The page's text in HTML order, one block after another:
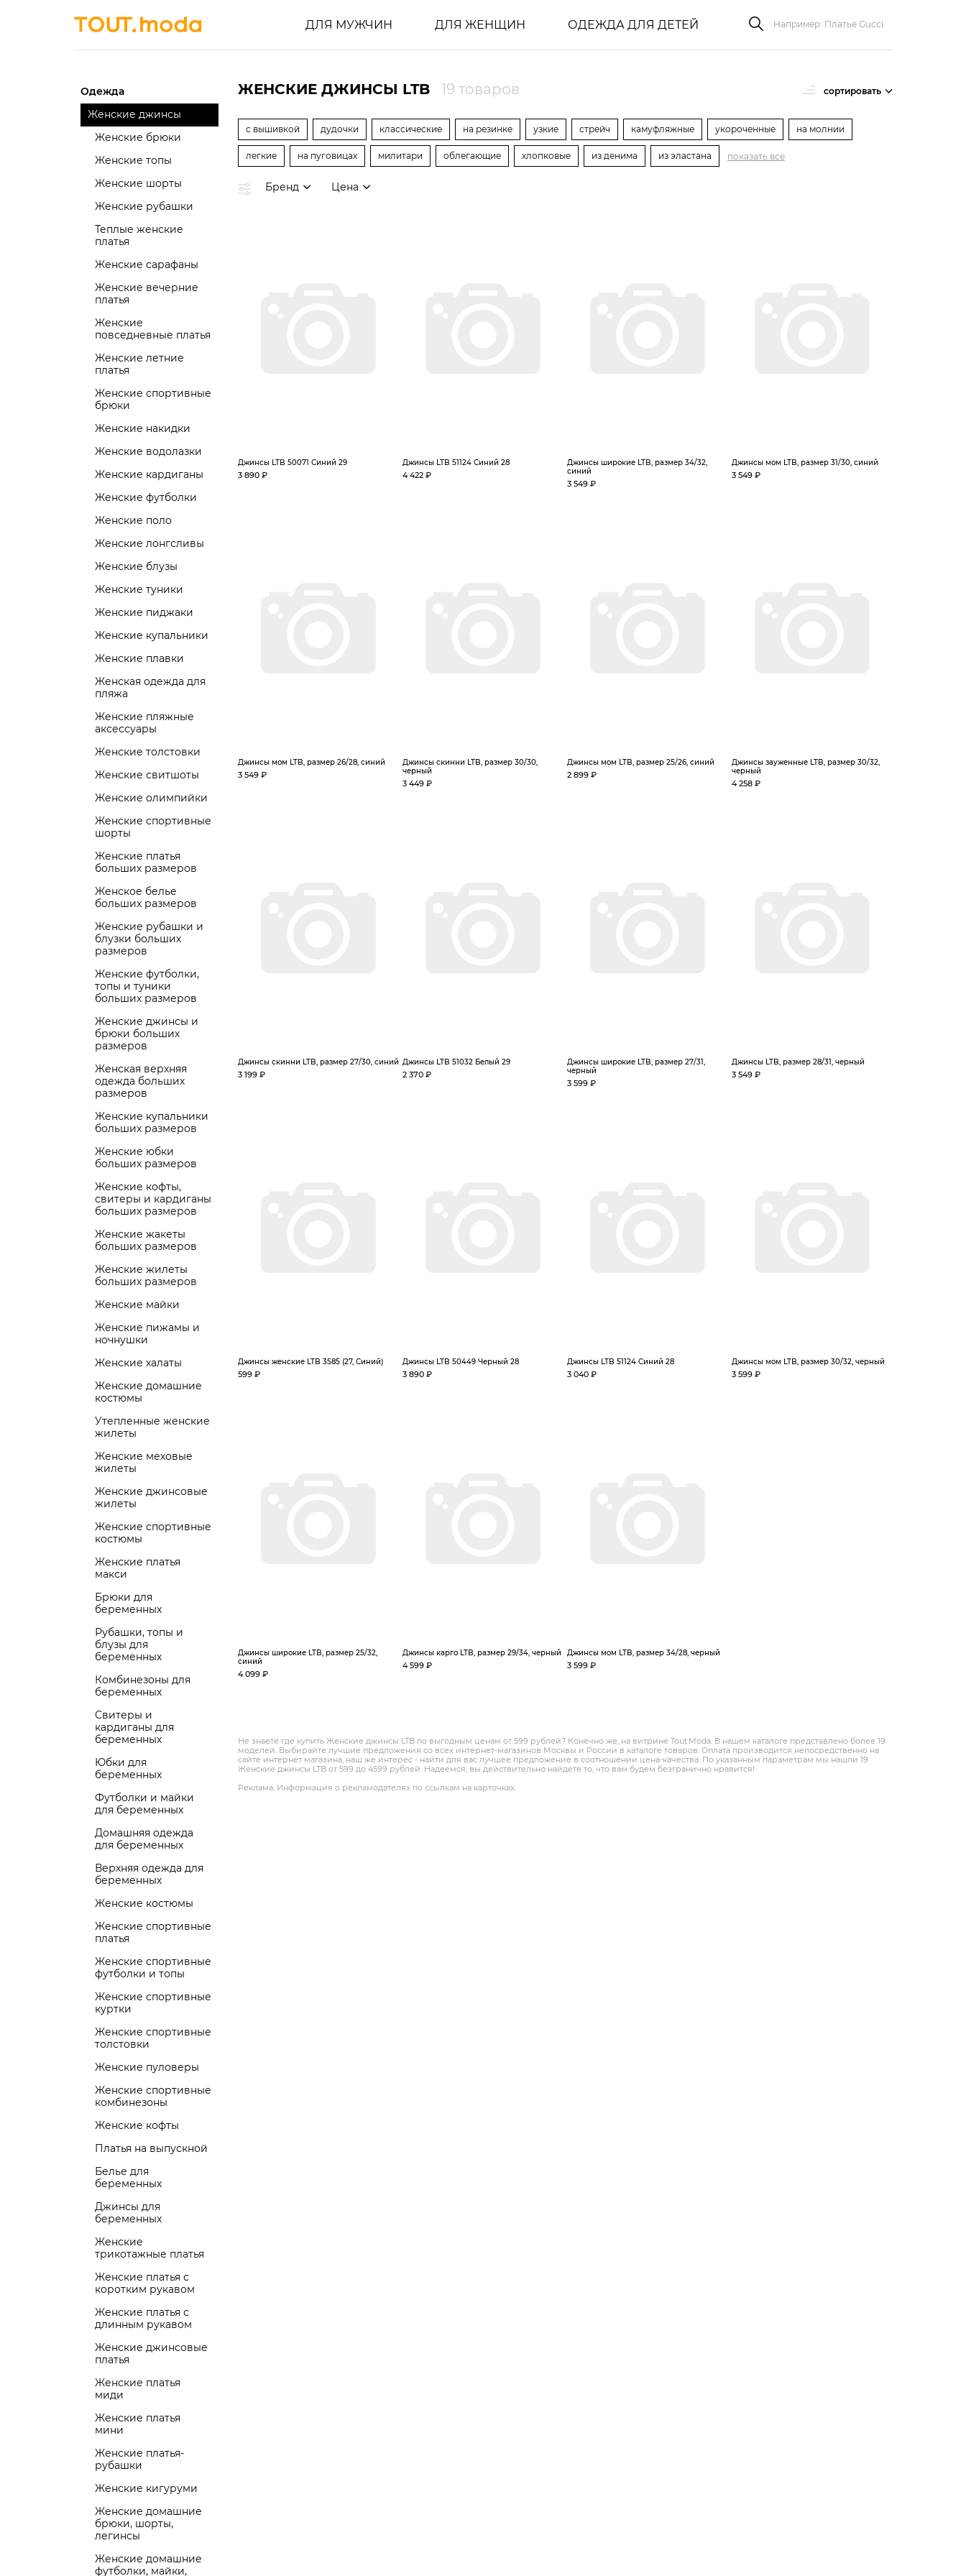
ДЛЯ МУЖЧИН ДЛЯ ЖЕНЩИН ОДЕЖДА ДЛЯ ДЕТЕЙ
Одежда
Женские джинсы
Женские брюки
Женские топы
Женские шорты
Женские рубашки
Теплые женские
платья
Женские сарафаны
Женские вечерние
платья
Женские
повседневные платья
Женские летние
платья
Женские спортивные
брюки
Женские накидки
Женские водолазки
Женские кардиганы
Женские футболки
Женские поло
Женские лонгсливы
Женские блузы
Женские туники
Женские пиджаки
Женские купальники
Женские плавки
Женская одежда для
пляжа
Женские пляжные
аксессуары
Женские толстовки
Женские свитшоты
Женские олимпийки
Женские спортивные
шорты
Женские платья
больших размеров
Женское белье
больших размеров
Женские рубашки и
блузки больших
размеров
Женские футболки,
топы и туники
больших размеров
Женские джинсы и
брюки больших
размеров
Женская верхняя
одежда больших
размеров
Женские купальники
больших размеров
Женские юбки
больших размеров
Женские кофты,
свитеры и кардиганы
больших размеров
Женские жакеты
больших размеров
Женские жилеты
больших размеров
Женские майки
Женские пижамы и
ночнушки
Женские халаты
Женские домашние
костюмы
Утепленные женские
жилеты
Женские меховые
жилеты
Женские джинсовые
жилеты
Женские спортивные
костюмы
Женские платья
макси
Брюки для
беременных
Рубашки, топы и
блузы для
беременных
Комбинезоны для
беременных
Свитеры и
кардиганы для
беременных
Юбки для
беременных
Футболки и майки
для беременных
Домашняя одежда
для беременных
Верхняя одежда для
беременных
Женские костюмы
Женские спортивные
платья
Женские спортивные
футболки и топы
Женские спортивные
куртки
Женские спортивные
толстовки
Женские пуловеры
Женские спортивные
комбинезоны
Женские кофты
Платья на выпускной
Белье для
беременных
Джинсы для
беременных
Женские
трикотажные платья
Женские платья с
коротким рукавом
Женские платья с
длинным рукавом
Женские джинсовые
платья
Женские платья
миди
Женские платья
мини
Женские платья-
рубашки
Женские кигуруми
Женские домашние
брюки, шорты,
легинсы
Женские домашние
футболки, майки,
ЖЕНСКИЕ ДЖИНСЫ LTB 19 товаров сортировать
с вышивкой дудочки классические на резинке узкие стрейч камуфляжные укороченные на молнии
легкие на пуговицах милитари облегающие хлопковые из денима из эластана показать все
Бренд Цена
Джинсы LTB 50071 Синий 29
3 890 ₽
Джинсы LTB 51124 Синий 28
4 422 ₽
Джинсы широкие LTB, размер 34/32,
синий
3 549 ₽
Джинсы мом LTB, размер 31/30, синий
3 549 ₽
Джинсы мом LTB, размер 26/28, синий
3 549 ₽
Джинсы скинни LTB, размер 30/30,
черный
3 449 ₽
Джинсы мом LTB, размер 25/26, синий
2 899 ₽
Джинсы зауженные LTB, размер 30/32,
черный
4 258 ₽
Джинсы скинни LTB, размер 27/30, синий
3 199 ₽
Джинсы LTB 51032 Белый 29
2 370 ₽
Джинсы широкие LTB, размер 27/31,
черный
3 599 ₽
Джинсы LTB, размер 28/31, черный
3 549 ₽
Джинсы женские LTB 3585 (27, Синий)
599 ₽
Джинсы LTB 50449 Черный 28
3 890 ₽
Джинсы LTB 51124 Синий 28
3 040 ₽
Джинсы мом LTB, размер 30/32, черный
3 599 ₽
Джинсы широкие LTB, размер 25/32,
синий
4 099 ₽
Джинсы карго LTB, размер 29/34, черный
4 599 ₽
Джинсы мом LTB, размер 34/28, черный
3 599 ₽
Не знаете где купить Женские джинсы LTB по выгодным ценам от 599 рублей? Конечно же, на витрине Tout.Modа. В нашем каталоге представлено более 19
моделей. Выбирайте лучшие предложения со всех интернет-магазинов Москвы и России в каталоге товаров. Оплата производится непосредственно на
сайте интернет магазина, наш же интерес - найти для вас лучшее предложение в соотношении цена-качества. По указанным параметрам мы нашли 19
Женские джинсы LTB от 599 до 4599 рублей. Надеемся, вы действительно найдете то, что вам будем безгранично нравится!
Реклама. Информация о рекламодателях по ссылкам на карточках.